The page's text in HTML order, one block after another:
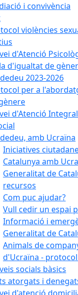
i convivència
violències
d'Atenció
d'igualtat de
2023-2026
per a
d'Atenció
amb Ucraïna
Iniciatives
Catalunya amb
Generalitat de
recursos
Com puc ajudar?
Vull cedir un espai
Informació i
Generalitat de
Animals de
d'Ucraïna -
socials bàsics
atorgats i